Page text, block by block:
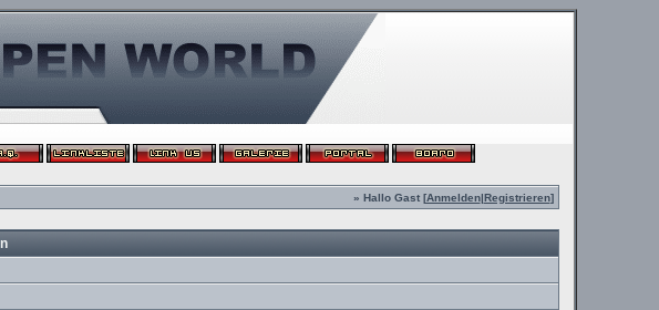
» Hallo Gast [Anmelden|Registrieren]